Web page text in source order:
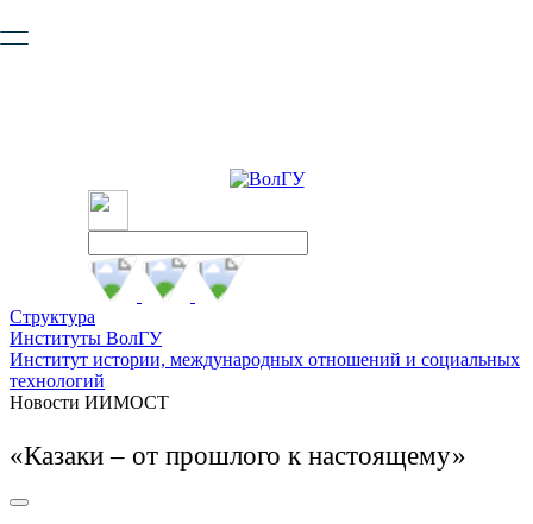
безопасную работу с сайтом. Пожалуйста
Структура
Институты ВолГУ
Институт истории, международных отношений и социальных
технологий
Новости ИИМОСТ
«Казаки – от прошлого к настоящему»